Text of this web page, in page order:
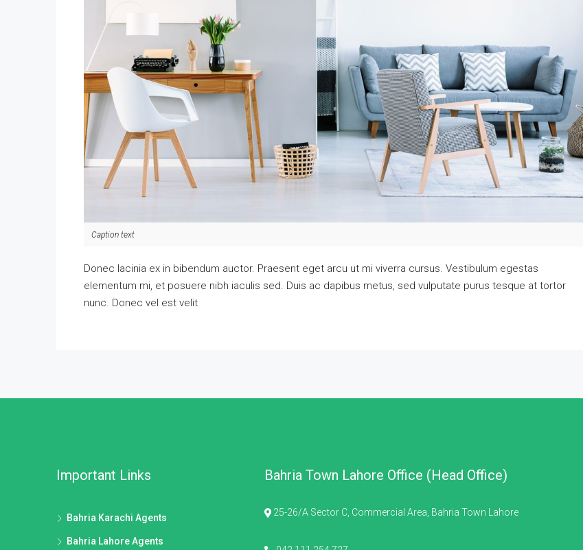
Caption text
Donec lacinia ex in bibendum auctor. Praesent eget arcu ut mi viverra cursus. Vestibulum egestas
elementum mi, et posuere nibh iaculis sed. Duis ac dapibus metus, sed vulputate purus tesque at tortor
nunc. Donec vel est velit
Important Links
Bahria Karachi Agents
Bahria Lahore Agents
Bahria Town Lahore Office (Head Office)
25-26/A Sector C, Commercial Area, Bahria Town Lahore